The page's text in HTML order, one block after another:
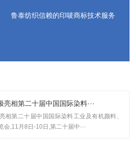
鲁泰纺织信赖的印唛商标技术服务
亮相第二十届中国国际染料···
相第二十届中国国际染料工业及有机颜料、
会,11月8日-10日,第二十届中···